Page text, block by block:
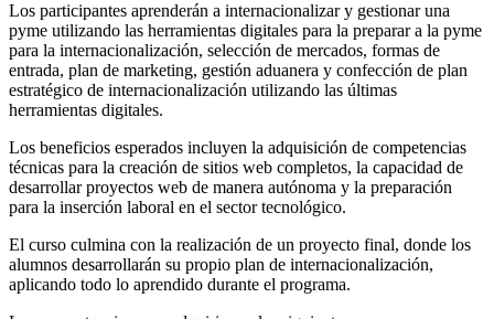
Los participantes aprenderán a internacionalizar y gestionar una
pyme utilizando las herramientas digitales para la preparar a la pyme
para la internacionalización, selección de mercados, formas de
entrada, plan de marketing, gestión aduanera y confección de plan
estratégico de internacionalización utilizando las últimas
herramientas digitales.
Los beneficios esperados incluyen la adquisición de competencias
técnicas para la creación de sitios web completos, la capacidad de
desarrollar proyectos web de manera autónoma y la preparación
para la inserción laboral en el sector tecnológico.
El curso culmina con la realización de un proyecto final, donde los
alumnos desarrollarán su propio plan de internacionalización,
aplicando todo lo aprendido durante el programa.